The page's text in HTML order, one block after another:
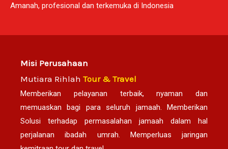
Amanah, profesional dan terkemuka di Indonesia
Misi Perusahaan
Mutiara Rihlah Tour & Travel
Memberikan pelayanan terbaik, nyaman dan
memuaskan bagi para seluruh jamaah. Memberikan
Solusi terhadap permasalahan jamaah dalam hal
perjalanan ibadah umrah. Memperluas jaringan